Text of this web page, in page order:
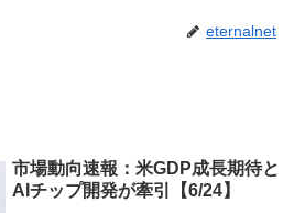
eternalnet
市場動向速報：米GDP成長期待と
AIチップ開発が牽引【6/24】